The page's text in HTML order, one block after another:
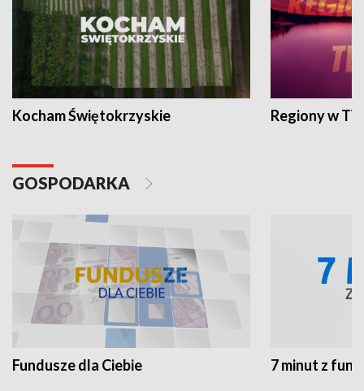
Kocham Świętokrzyskie Regiony w
GOSPODARKA
Fundusze dla Ciebie 7 minut z